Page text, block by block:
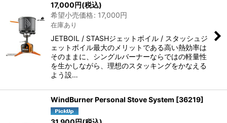
17,000円(税込)
希望小売価格: 17,000円
在庫あり
JETBOIL / STASHジェットボイル / スタッシュジ
ェットボイル最大のメリットである高い熱効率は
そのままに、シングルバーナーならではの軽量性
を生かしながら、理想のスタッキングをかなえる
よう設…
WindBurner Personal Stove System [36219]